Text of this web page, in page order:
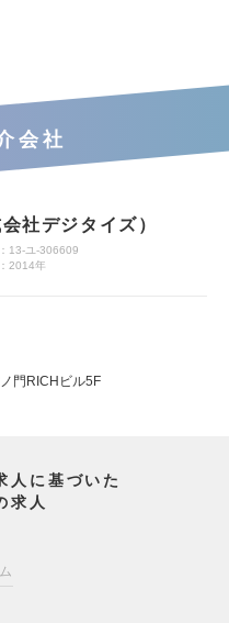
会社
社デジタイズ）
13-ユ-306609
2014年
門RICHビル5F
人に基づいた
求人